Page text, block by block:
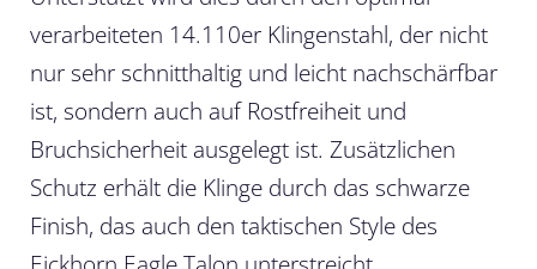
verarbeiteten 14.110er Klingenstahl, der nicht
nur sehr schnitthaltig und leicht nachschärfbar
ist, sondern auch auf Rostfreiheit und
Bruchsicherheit ausgelegt ist. Zusätzlichen
Schutz erhält die Klinge durch das schwarze
Finish, das auch den taktischen Style des